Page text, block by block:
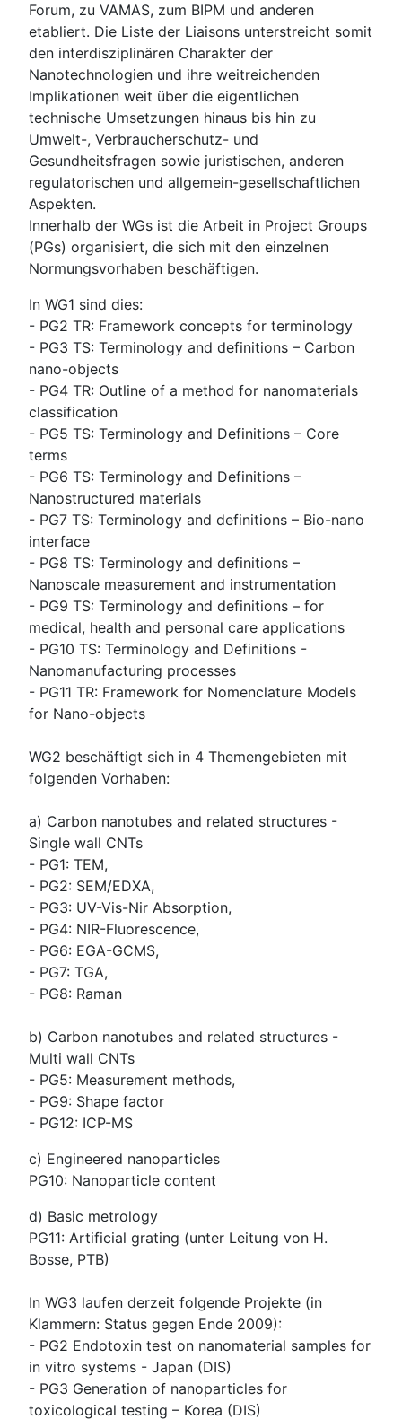
Forum, zu VAMAS, zum BIPM und anderen
etabliert. Die Liste der Liaisons unterstreicht somit
den interdisziplinären Charakter der
Nanotechnologien und ihre weitreichenden
Implikationen weit über die eigentlichen
technische Umsetzungen hinaus bis hin zu
Umwelt-, Verbraucherschutz- und
Gesundheitsfragen sowie juristischen, anderen
regulatorischen und allgemein-gesellschaftlichen
Aspekten.
Innerhalb der WGs ist die Arbeit in Project Groups
(PGs) organisiert, die sich mit den einzelnen
Normungsvorhaben beschäftigen.
In WG1 sind dies:
- PG2 TR: Framework concepts for terminology
- PG3 TS: Terminology and definitions – Carbon
nano-objects
- PG4 TR: Outline of a method for nanomaterials
classification
- PG5 TS: Terminology and Definitions – Core
terms
- PG6 TS: Terminology and Definitions –
Nanostructured materials
- PG7 TS: Terminology and definitions – Bio-nano
interface
- PG8 TS: Terminology and definitions –
Nanoscale measurement and instrumentation
- PG9 TS: Terminology and definitions – for
medical, health and personal care applications
- PG10 TS: Terminology and Definitions -
Nanomanufacturing processes
- PG11 TR: Framework for Nomenclature Models
for Nano-objects
WG2 beschäftigt sich in 4 Themengebieten mit
folgenden Vorhaben:
a) Carbon nanotubes and related structures -
Single wall CNTs
- PG1: TEM,
- PG2: SEM/EDXA,
- PG3: UV-Vis-Nir Absorption,
- PG4: NIR-Fluorescence,
- PG6: EGA-GCMS,
- PG7: TGA,
- PG8: Raman
b) Carbon nanotubes and related structures -
Multi wall CNTs
- PG5: Measurement methods,
- PG9: Shape factor
- PG12: ICP-MS
c) Engineered nanoparticles
PG10: Nanoparticle content
d) Basic metrology
PG11: Artificial grating (unter Leitung von H.
Bosse, PTB)
In WG3 laufen derzeit folgende Projekte (in
Klammern: Status gegen Ende 2009):
- PG2 Endotoxin test on nanomaterial samples for
in vitro systems - Japan (DIS)
- PG3 Generation of nanoparticles for
toxicological testing – Korea (DIS)